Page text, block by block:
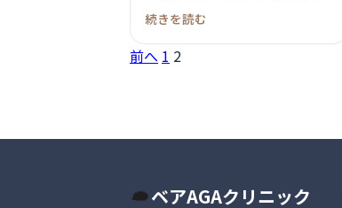
続きを読む
投
の
前へ 1 2
ベアAGAクリニック